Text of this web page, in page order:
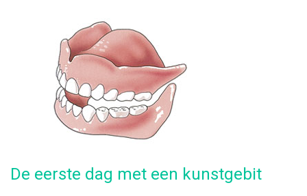
De eerste dag met een kunstgebit